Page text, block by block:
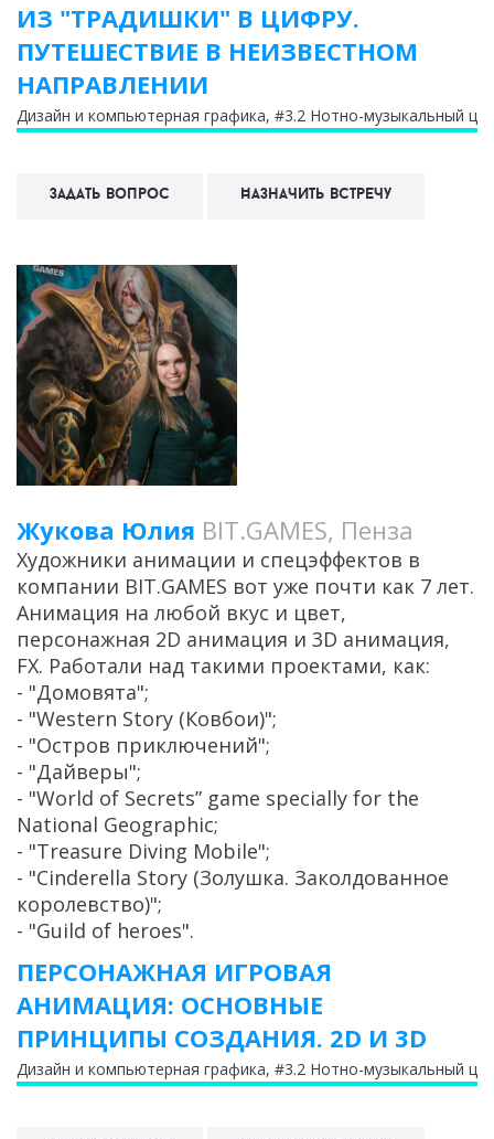
ИЗ "ТРАДИШКИ" В ЦИФРУ.
ПУТЕШЕСТВИЕ В НЕИЗВЕСТНОМ
НАПРАВЛЕНИИ
Дизайн и компьютерная графика, #3.2 Нотно-музыкальный
Задать вопрос Назначить встречу
Жукова Юлия BIT.GAMES, Пенза
Художники анимации и спецэффектов в
компании BIT.GAMES вот уже почти как 7 лет.
Анимация на любой вкус и цвет,
персонажная 2D анимация и 3D анимация,
FX. Работали над такими проектами, как:
- "Домовята";
- "Western Story (Ковбои)";
- "Остров приключений";
- "Дайверы";
- "World of Secrets” game specially for the
National Geographic;
- "Treasure Diving Mobile";
- "Cinderella Story (Золушка. Заколдованное
королевство)";
- "Guild of heroes".
ПЕРСОНАЖНАЯ ИГРОВАЯ
АНИМАЦИЯ: ОСНОВНЫЕ
ПРИНЦИПЫ СОЗДАНИЯ. 2D И 3D
Дизайн и компьютерная графика, #3.2 Нотно-музыкальный